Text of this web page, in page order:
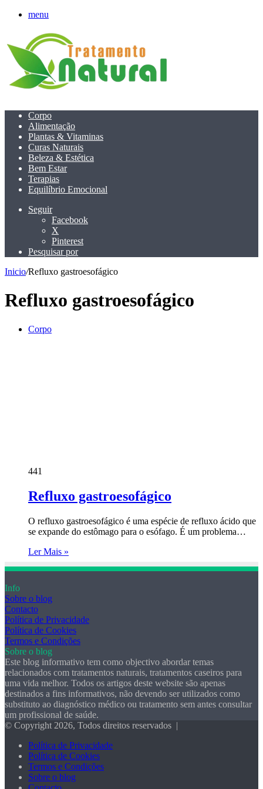
menu
Corpo
Alimentação
Plantas & Vitaminas
Curas Naturais
Beleza & Estética
Bem Estar
Terapias
Equilíbrio Emocional
Seguir
Facebook
X
Pinterest
Pesquisar por
Inicio/Refluxo gastroesofágico
Refluxo gastroesofágico
Corpo
441
Refluxo gastroesofágico
O refluxo gastroesofágico é uma espécie de refluxo ácido que
se expande do estômago para o esófago. É um problema…
Ler Mais »
Info
Sobre o blog
Contacto
Política de Privacidade
Política de Cookies
Termos e Condições
Sobre o blog
Este blog informativo tem como objectivo abordar temas
relacionados com tratamentos naturais, tratamentos caseiros para
uma vida melhor. Todos os artigos deste website são apenas
destinados a fins informativos, não devendo ser utilizados como
substituto ao diagnóstico médico ou tratamento sem antes consultar
um profissional de saúde.
© Copyright 2026, Todos direitos reservados |
Política de Privacidade
Política de Cookies
Termos e Condições
Sobre o blog